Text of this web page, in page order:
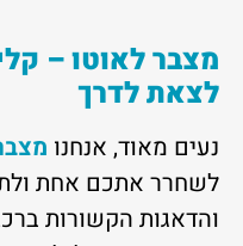
מצבר לאוטו –
לצאת לדרך
נעים מאוד, אנחנו
לשחרר אתכם אחת
והדאגות הקשורות